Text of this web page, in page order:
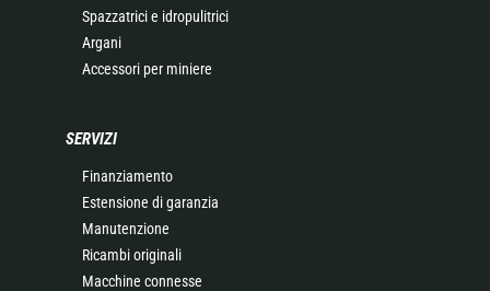
Spazzatrici e idropulitrici
Argani
Accessori per miniere
SERVIZI
Finanziamento
Estensione di garanzia
Manutenzione
Ricambi originali
Macchine connesse